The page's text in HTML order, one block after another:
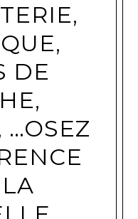
DE
…OSEZ